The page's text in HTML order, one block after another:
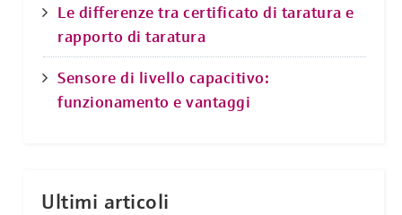
Le differenze tra certificato di taratura e
rapporto di taratura
Sensore di livello capacitivo:
funzionamento e vantaggi
Ultimi articoli